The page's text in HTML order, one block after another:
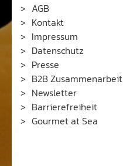
AGB
Kontakt
Impressum
Datenschutz
Presse
B2B Zusammenarbeit
Newsletter
Barrierefreiheit
Gourmet at Sea